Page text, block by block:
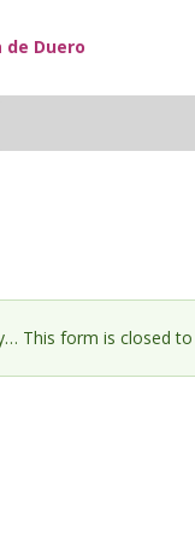
de Duero
de estado
This form is closed